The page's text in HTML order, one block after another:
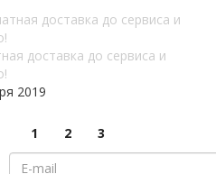
доставка до сервиса и
2019
1
2 3